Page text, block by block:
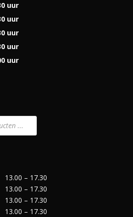
uur
uur
uur
uur
uur
13.00 – 17.30
13.00 – 17.30
13.00 – 17.30
13.00 – 17.30